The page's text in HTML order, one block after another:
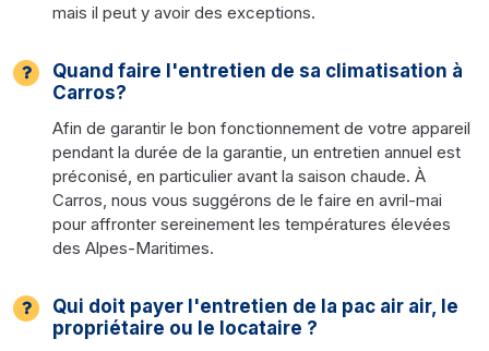
mais il peut y avoir des exceptions.
Quand faire l'entretien de sa climatisation à
Carros?
Afin de garantir le bon fonctionnement de votre appareil
pendant la durée de la garantie, un entretien annuel est
préconisé, en particulier avant la saison chaude. À
Carros, nous vous suggérons de le faire en avril-mai
pour affronter sereinement les températures élevées
des Alpes-Maritimes.
Qui doit payer l'entretien de la pac air air, le
propriétaire ou le locataire ?